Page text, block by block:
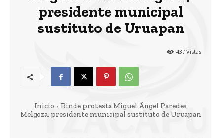
presidente municipal
sustituto de Uruapan
437 Vistas
Inicio
Rinde protesta Miguel Ángel Paredes
Melgoza, presidente municipal sustituto de Uruapan